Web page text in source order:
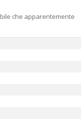
che apparentemente